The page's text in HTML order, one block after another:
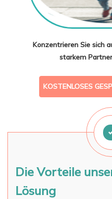
Konzentrieren Sie sich
starkem
KOSTENLOSES
Die Vorteile
Lösung